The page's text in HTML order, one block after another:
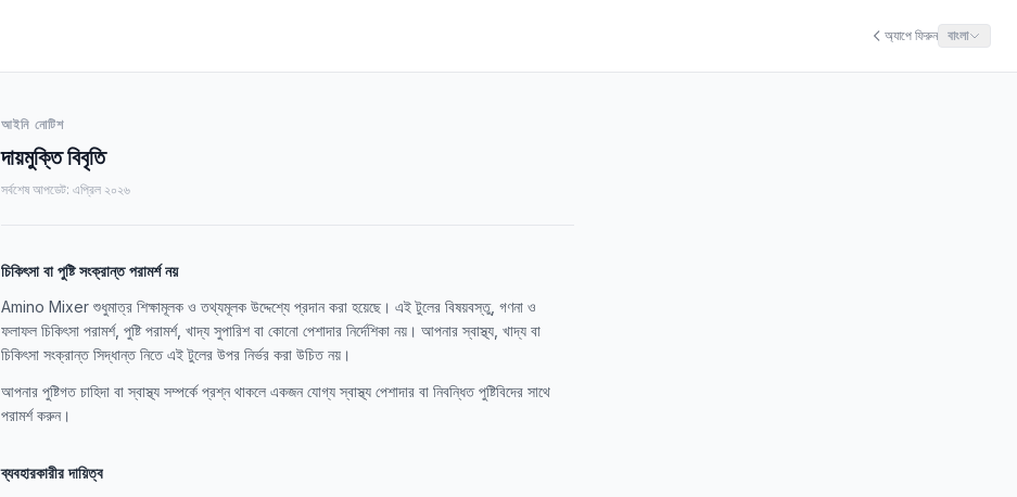
অ্যাপে ফিরুন বাংলা
আইনি নোটিশ
দায়মুক্তি বিবৃতি
সর্বশেষ আপডেট: এপ্রিল ২০২৬
চিকিৎসা বা পুষ্টি সংক্রান্ত পরামর্শ নয়
Amino Mixer শুধুমাত্র শিক্ষামূলক ও তথ্যমূলক উদ্দেশ্যে প্রদান করা হয়েছে। এই টুলের বিষয়বস্তু, গণনা ও
ফলাফল চিকিৎসা পরামর্শ, পুষ্টি পরামর্শ, খাদ্য সুপারিশ বা কোনো পেশাদার নির্দেশিকা নয়। আপনার স্বাস্থ্য, খাদ্য বা
চিকিৎসা সংক্রান্ত সিদ্ধান্ত নিতে এই টুলের উপর নির্ভর করা উচিত নয়।
আপনার পুষ্টিগত চাহিদা বা স্বাস্থ্য সম্পর্কে প্রশ্ন থাকলে একজন যোগ্য স্বাস্থ্য পেশাদার বা নিবন্ধিত পুষ্টিবিদের সাথে
পরামর্শ করুন।
ব্যবহারকারীর দায়িত্ব